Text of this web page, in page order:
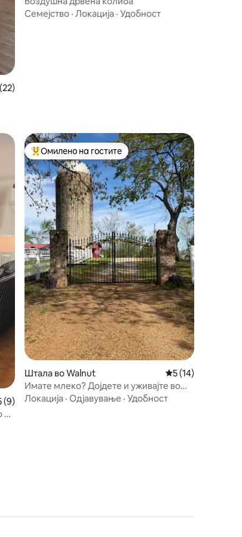
оцена: 5 од 5, 22 рецензии
Семејство · Локација · Удобност
оцена: 5 од 5, 9 рецензии
(9)
2
Меѓу најуспешните „Омилени на гостите“
Омилено на гостите
Штала во Walnut Просечна оцена:
5 (14)
Имате млеко? Дојдете и уживајте во
одморот на село
Локација · Одјавување · Удобност